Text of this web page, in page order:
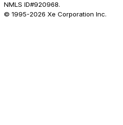
NMLS ID#920968.
© 1995-2026 Xe Corporation Inc.